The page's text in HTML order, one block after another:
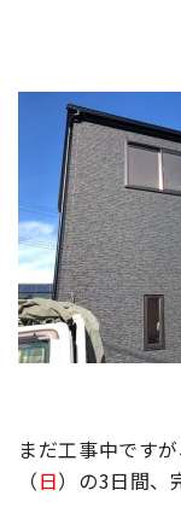
まだ工事中です
（日）の3日間、